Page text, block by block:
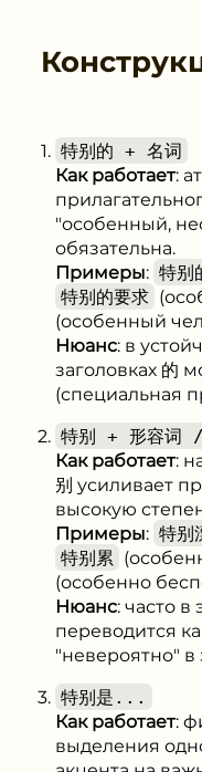
特别的 + 名词
Как работает:
"особенный,
обязательна.
Примеры: 特别
特别的要求
(особенный
Нюанс: в
заголовках 的
(специальная
特别 + 形容词
Как работает:
别 усиливает
высокую
Примеры: 特别
特别累
(особенно
Нюанс: часто
переводится
"невероятно" в
特别是...
Как работает:
выделения